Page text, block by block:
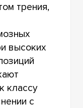
трения,
высоких
классу
с